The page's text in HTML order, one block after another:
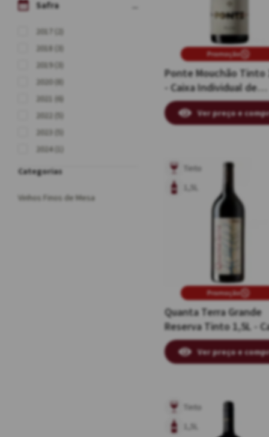
Safra
2017 (2)
2018 (3)
2019 (3)
2020 (8)
2021 (6)
2022 (5)
2023 (5)
2024 (1)
Vinhos Finos de Mesa
Promoção
Ponte Mouchão Tinto
- Caixa Individual de
Madeira
Ver preço e
Promoção
Quanta Terra Grande
Reserva Tinto 1,5L -
Individual de Madeira
Tinto
1,5L
Ver preço e
Tinto
1,5L